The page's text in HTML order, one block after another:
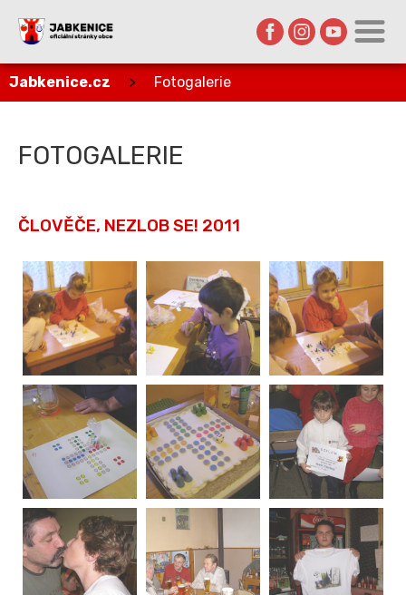
Jabkenice.cz > Fotogalerie
FOTOGALERIE
ČLOVĚČE, NEZLOB SE! 2011